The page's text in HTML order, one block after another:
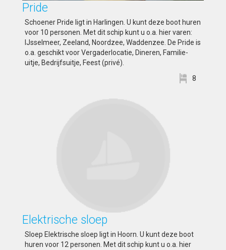
Pride
Schoener Pride ligt in Harlingen. U kunt deze boot huren
voor 10 personen. Met dit schip kunt u o.a. hier varen:
IJsselmeer, Zeeland, Noordzee, Waddenzee. De Pride is
o.a. geschikt voor Vergaderlocatie, Dineren, Familie-
uitje, Bedrijfsuitje, Feest (privé).
8
Elektrische sloep
Sloep Elektrische sloep ligt in Hoorn. U kunt deze boot
huren voor 12 personen. Met dit schip kunt u o.a. hier